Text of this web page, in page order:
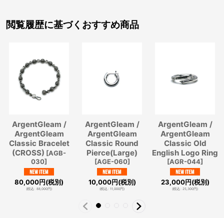
閲覧履歴に基づくおすすめ商品
ArgentGleam /
ArgentGleam
Classic Bracelet
(CROSS) [AGB-
030]
80,000円(税別)
(税込: 88,000円)
ArgentGleam /
ArgentGleam
Classic Round
Pierce(Large)
[AGE-060]
10,000円(税別)
(税込: 11,000円)
ArgentGleam /
ArgentGleam
Classic Old
English Logo Ring
[AGR-044]
23,000円(税別)
(税込: 25,300円)